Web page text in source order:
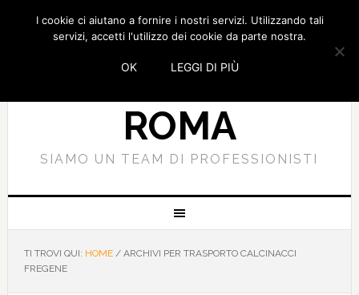
SMALTIMENTO
CALCINACCI
ROMA
SIAMO UN TEAM DI PROFESSIONISTI
TI TROVI QUI: HOME /ARCHIVI PER TRASPORTO CALCINACCI
FREGENE
I cookie ci aiutano a fornire i nostri servizi. Utilizzando tali
servizi, accetti l'utilizzo dei cookie da parte nostra.
OK LEGGI DI PIÙ